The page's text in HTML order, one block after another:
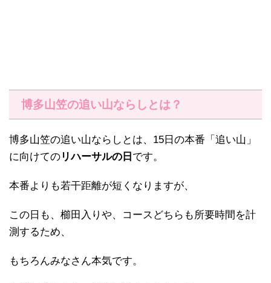
博多山笠の追い山ならしとは？
博多山笠の追い山ならしとは、15日の本番「追い山」
に向けての リハーサルの日 です。
本番よりも若干距離が短くなりますが、
この日も、櫛田入りや、コースどちらも所要時間を計
測するため、
もちろんみなさん本気です。